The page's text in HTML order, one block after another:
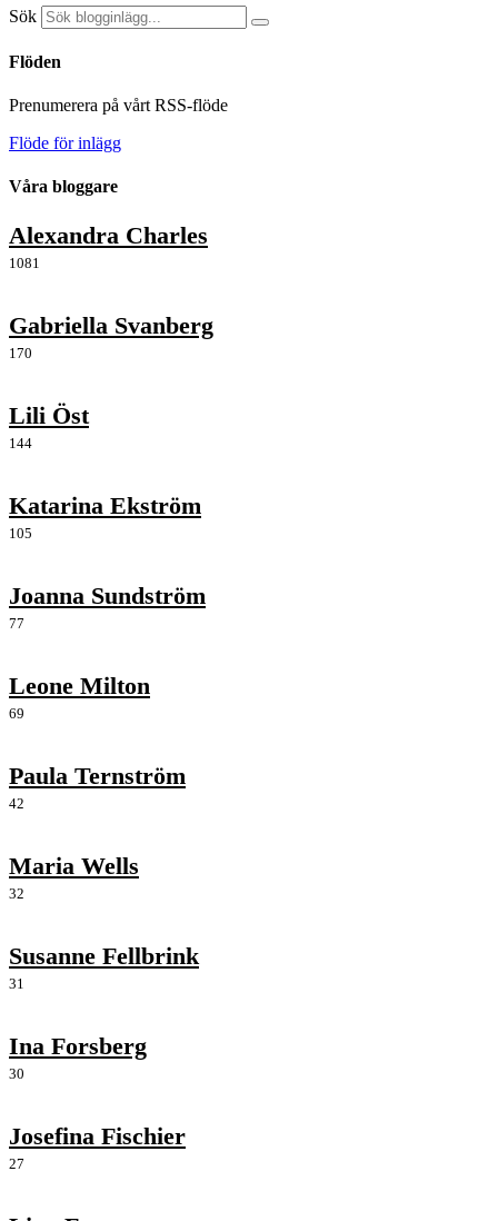
Sök
Flöden
Prenumerera på vårt RSS-flöde
Flöde för inlägg
Våra bloggare
Alexandra Charles
1081
Gabriella Svanberg
170
Lili Öst
144
Katarina Ekström
105
Joanna Sundström
77
Leone Milton
69
Paula Ternström
42
Maria Wells
32
Susanne Fellbrink
31
Ina Forsberg
30
Josefina Fischier
27